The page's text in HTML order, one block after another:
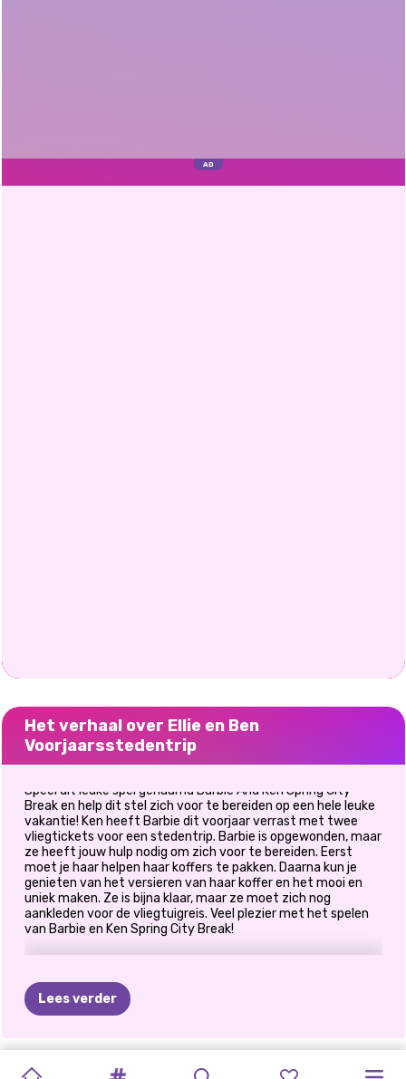
Het verhaal over Ellie en Ben
Voorjaarsstedentrip
Speel dit leuke spel genaamd Barbie And Ken Spring City
Break en help dit stel zich voor te bereiden op een hele leuke
vakantie! Ken heeft Barbie dit voorjaar verrast met twee
vliegtickets voor een stedentrip. Barbie is opgewonden, maar
ze heeft jouw hulp nodig om zich voor te bereiden. Eerst
moet je haar helpen haar koffers te pakken. Daarna kun je
genieten van het versieren van haar koffer en het mooi en
uniek maken. Ze is bijna klaar, maar ze moet zich nog
aankleden voor de vliegtuigreis. Veel plezier met het spelen
van Barbie en Ken Spring City Break!
Lees verder
GOLDIE
ELLIE PRINSES
ELLIE